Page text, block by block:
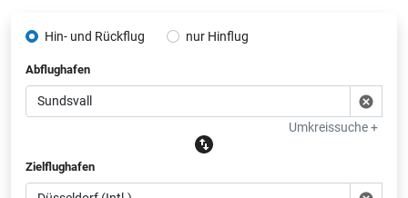
Hin- und Rückflug nur Hinflug
Abflughafen
Umkreissuche +
Zielflughafen